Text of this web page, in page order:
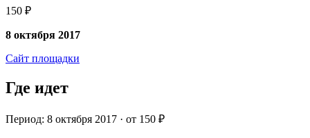
150 ₽
8 октября 2017
Сайт площадки
Где идет
Период: 8 октября 2017 · от 150 ₽